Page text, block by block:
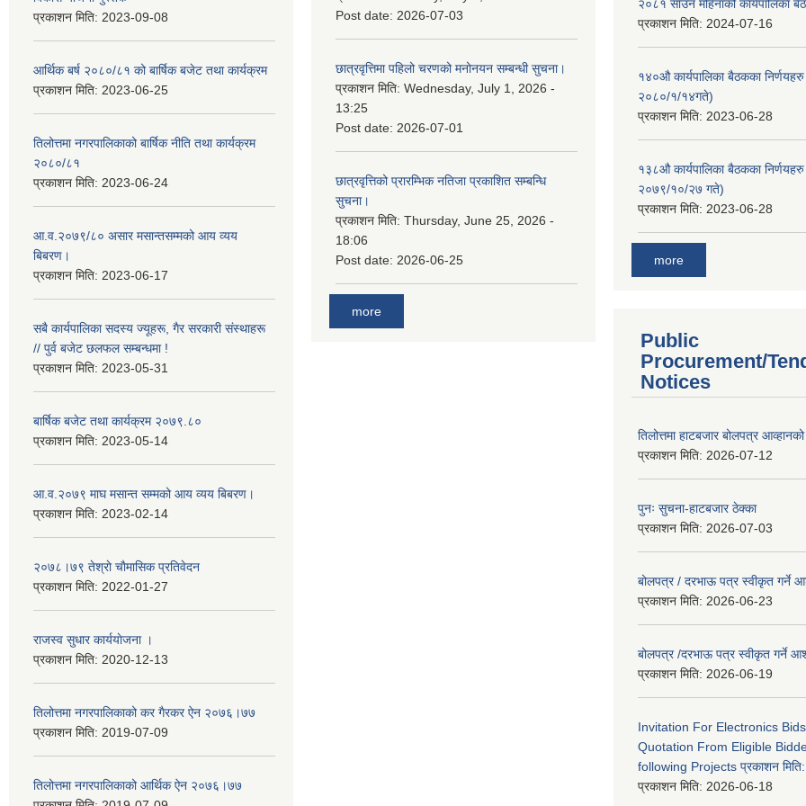
प्रकाशन मिति: 2023-09-08
आर्थिक बर्ष २०८०/८१ को बार्षिक बजेट तथा कार्यक्रम
प्रकाशन मिति: 2023-06-25
तिलोत्तमा नगरपालिकाको बार्षिक नीति तथा कार्यक्रम
२०८०/८१
प्रकाशन मिति: 2023-06-24
आ.व.२०७९/८० असार मसान्तसम्मको आय व्यय
बिबरण।
प्रकाशन मिति: 2023-06-17
सबै कार्यपालिका सदस्य ज्यूहरू, गैर सरकारी संस्थाहरू
// पुर्व बजेट छलफल सम्बन्धमा !
प्रकाशन मिति: 2023-05-31
बार्षिक बजेट तथा कार्यक्रम २०७९.८०
प्रकाशन मिति: 2023-05-14
आ.व.२०७९ माघ मसान्त सम्मको आय व्यय बिबरण।
प्रकाशन मिति: 2023-02-14
२०७८।७९ तेश्राे चाैमासिक प्रतिवेदन
प्रकाशन मिति: 2022-01-27
राजस्व सुधार कार्ययाेजना ।
प्रकाशन मिति: 2020-12-13
तिलोत्तमा नगरपालिकाको कर गैरकर ऐन २०७६।७७
प्रकाशन मिति: 2019-07-09
तिलोत्तमा नगरपालिकाको आर्थिक ऐन २०७६।७७
Post date: 2026-07-03
छात्रवृत्तिमा पहिलो चरणको मनोनयन सम्बन्धी सुचना।
प्रकाशन मिति: Wednesday, July 1, 2026 -
13:25
Post date: 2026-07-01
छात्रवृत्तिको प्रारम्भिक नतिजा प्रकाशित सम्बन्धि
सुचना।
प्रकाशन मिति: Thursday, June 25, 2026 -
18:06
Post date: 2026-06-25
more
२०८१ साउन महिनाको कार्यपालिका
प्रकाशन मिति: 2024-07-16
१४०औ कार्यपालिका बैठकका निर्णयहरु
२०८०/१/१४गते)
प्रकाशन मिति: 2023-06-28
१३८औ कार्यपालिका बैठकका निर्णयहरु
२०७९/१०/२७ गते)
प्रकाशन मिति: 2023-06-28
more
Public
Procurement/
Notices
तिलोत्तमा हाटबजार बोलपत्र
प्रकाशन मिति: 2026-07-12
पुनः सुचना-हाटबजार ठेक्का
प्रकाशन मिति: 2026-07-03
बोलपत्र / दरभाऊ पत्र स्वीकृत गर्ने
प्रकाशन मिति: 2026-06-23
बोलपत्र /दरभाऊ पत्र स्वीकृत गर्ने
प्रकाशन मिति: 2026-06-19
Invitation For Electronics
Quotation From Eligible
following Projects प्रकाशन
प्रकाशन मिति: 2026-06-18